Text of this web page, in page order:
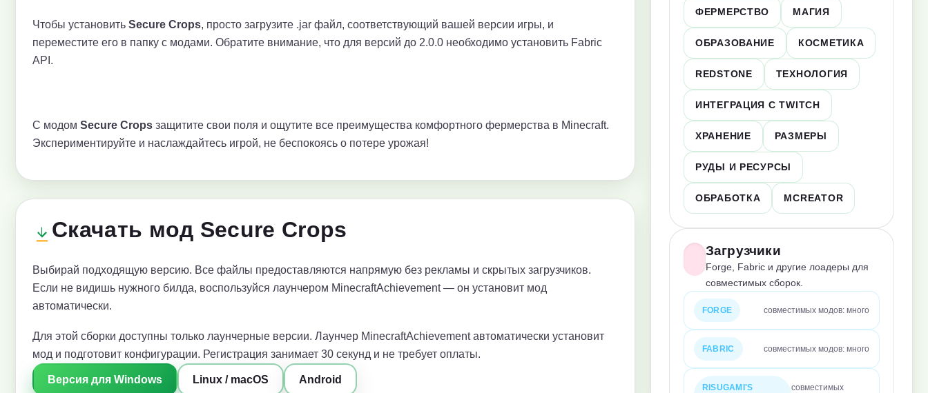
Чтобы установить Secure Crops, просто загрузите .jar файл, соответствующий вашей версии игры, и
переместите его в папку с модами. Обратите внимание, что для версий до 2.0.0 необходимо установить Fabric
API.
С модом Secure Crops защитите свои поля и ощутите все преимущества комфортного фермерства в Minecraft.
Экспериментируйте и наслаждайтесь игрой, не беспокоясь о потере урожая!
Скачать мод Secure Crops
Выбирай подходящую версию. Все файлы предоставляются напрямую без рекламы и скрытых загрузчиков.
Если не видишь нужного билда, воспользуйся лаунчером MinecraftAchievement — он установит мод
автоматически.
Для этой сборки доступны только лаунчерные версии. Лаунчер MinecraftAchievement автоматически установит
мод и подготовит конфигурации. Регистрация занимает 30 секунд и не требует оплаты.
Версия для Windows Linux / macOS Android
ФЕРМЕРСТВО МАГИЯ
ОБРАЗОВАНИЕ КОСМЕТИКА
REDSTONE ТЕХНОЛОГИЯ
ИНТЕГРАЦИЯ С TWITCH
ХРАНЕНИЕ РАЗМЕРЫ
РУДЫ И РЕСУРСЫ
ОБРАБОТКА MCREATOR
Загрузчики
Forge, Fabric и другие лоадеры для
совместимых сборок.
FORGE совместимых модов: много
FABRIC совместимых модов: много
RISUGAMI'S
совместимых